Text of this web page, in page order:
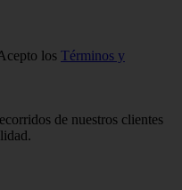
los Términos y
de nuestros clientes